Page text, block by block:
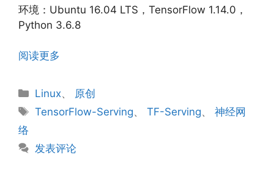
环境：Ubuntu 16.04 LTS，TensorFlow 1.14.0，
Python 3.6.8
阅读更多
分
类
Linux、 原创
标
TensorFlow-Serving、TF-Serving、神经网
络
发表评论